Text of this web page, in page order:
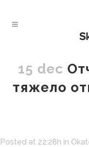
15 dec
тяжело
Posted at 22:28h in